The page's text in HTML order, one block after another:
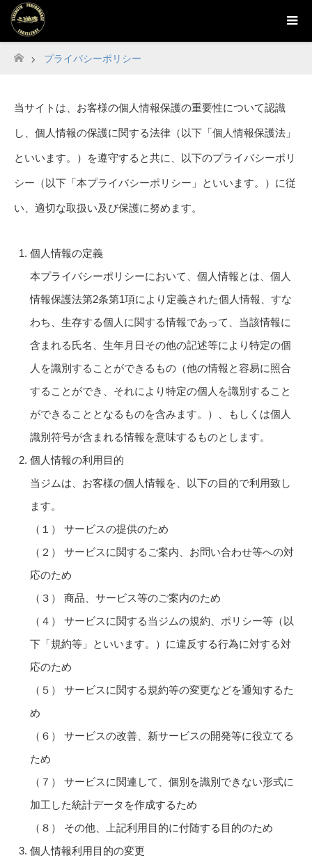
Home
プライバシーポリシー
当サイトは、お客様の個人情報保護の重要性について認識
し、個人情報の保護に関する法律（以下「個人情報保護法」
といいます。）を遵守すると共に、以下のプライバシーポリ
シー（以下「本プライバシーポリシー」といいます。）に従
い、適切な取扱い及び保護に努めます。
個人情報の定義
本プライバシーポリシーにおいて、個人情報とは、個人
情報保護法第2条第1項により定義された個人情報、すな
わち、生存する個人に関する情報であって、当該情報に
含まれる氏名、生年月日その他の記述等により特定の個
人を識別することができるもの（他の情報と容易に照合
することができ、それにより特定の個人を識別すること
ができることとなるものを含みます。）、もしくは個人
識別符号が含まれる情報を意味するものとします。
個人情報の利用目的
当ジムは、お客様の個人情報を、以下の目的で利用致し
ます。
（１） サービスの提供のため
（２） サービスに関するご案内、お問い合わせ等への対
応のため
（３） 商品、サービス等のご案内のため
（４） サービスに関する当ジムの規約、ポリシー等（以
下「規約等」といいます。）に違反する行為に対する対
応のため
（５） サービスに関する規約等の変更などを通知するた
め
（６） サービスの改善、新サービスの開発等に役立てる
ため
（７） サービスに関連して、個別を識別できない形式に
加工した統計データを作成するため
（８） その他、上記利用目的に付随する目的のため
個人情報利用目的の変更